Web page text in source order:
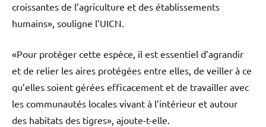
croissantes de l’agriculture et des établissements
humains», souligne l’UICN.
«Pour protéger cette espèce, il est essentiel d’agrandir
et de relier les aires protégées entre elles, de veiller à ce
qu’elles soient gérées efficacement et de travailler avec
les communautés locales vivant à l’intérieur et autour
des habitats des tigres», ajoute-t-elle.